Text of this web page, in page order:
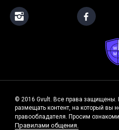
© 2016 Gvult. Все права защищены.
размещать контент, на который вы
правообладателя. Просим
Правилами общения.